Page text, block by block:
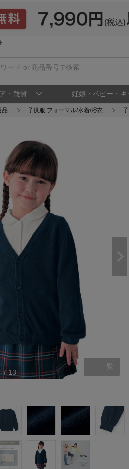
・雑貨 妊娠・ベビー・キ
品 子供服 フォーマル/水着/浴衣
/ 13
一覧